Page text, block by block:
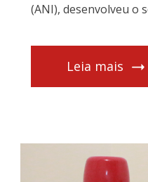
(ANI), desenvolveu o
Leia mais